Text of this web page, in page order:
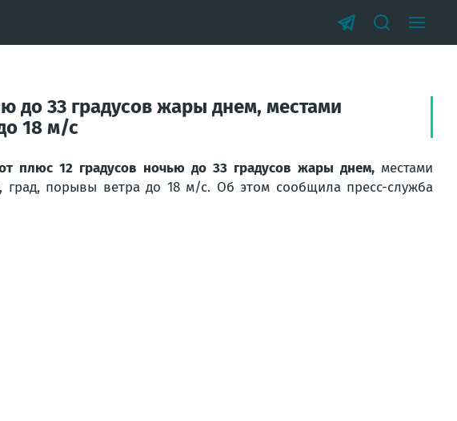
до 33 градусов жары днем, местами
18 м/с
плюс 12 градусов ночью до 33 градусов жары днем, местами
град, порывы ветра до 18 м/с. Об этом сообщила пресс-служба